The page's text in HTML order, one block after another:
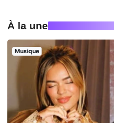
À la une
Musique